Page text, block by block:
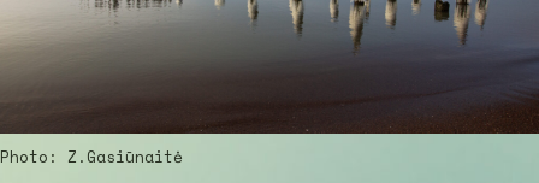
Photo: Z.Gasiūnaitė